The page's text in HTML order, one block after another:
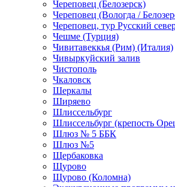
Череповец (Белозерск)
Череповец (Вологда /
Череповец, тур Русский
Чешме (Турция)
Чивитавеккья (Рим) (Италия)
Чивыркуйский залив
Чистополь
Чкаловск
Шеркалы
Ширяево
Шлиссельбург
Шлиссельбург (крепость
Шлюз № 5 ББК
Шлюз №5
Щербаковка
Щурово
Щурово (Коломна)